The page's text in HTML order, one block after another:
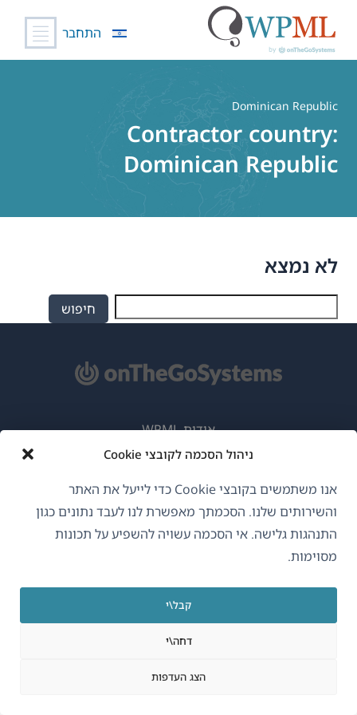
ניהול הסכמה לקובצי Cookie
אנו משתמשים בקובצי Cookie כדי לייעל את האתר
והשירותים שלנו. הסכמתך מאפשרת לנו לעבד נתונים כגון
התנהגות גלישה. אי הסכמה עשויה להשפיע על תכונות
מסוימות.
קבל\י
דחה\י
הצג העדפות
התחבר
Dominican Republic
Contractor country:
Dominican Republic
לא נמצא
© 2026
OnTheGoSystems Limited
אודות WPML
GDPR ומדיניות פרטיות
הצטרף לצוות שלנו(נפתח
בחלון
חדש)
(נפתח
בחלון
(נפתח
בחלון
(נפתח
בחלון